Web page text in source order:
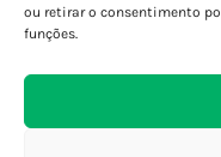
ou retirar o consentimento
funções.